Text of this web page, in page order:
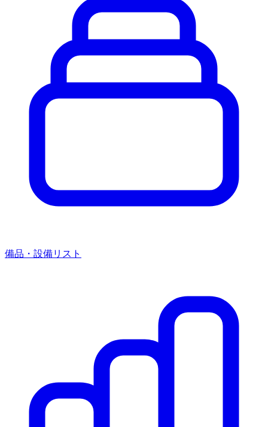
備品・設備リスト